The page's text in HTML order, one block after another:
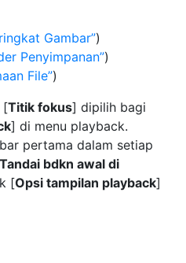
Gambar )
Penyimpanan )
File )
[Titik fokus] dipilih bagi
] di menu playback.
pertama dalam setiap
Tandai bdkn awal di
[Opsi tampilan playback]